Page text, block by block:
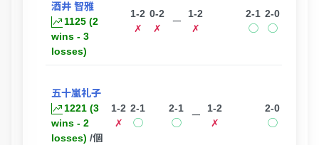
酒井 智雅
1125 (2
wins - 3
losses)
1-2
✗
0-2
✗
ー
1-2
✗
2-1
◯
2-0
◯
五十嵐礼子
1221 (3
wins - 2
losses) /個
1-2
✗
2-1
◯
2-1
◯
ー
1-2
✗
2-0
◯